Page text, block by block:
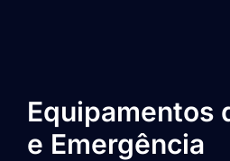
Equipamentos
e Emergência